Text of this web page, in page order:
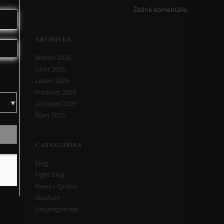
Žádné komentáře.
Archives
Březen 2026
Únor 2026
Leden 2026
Prosinec 2025
Listopad 2025
Říjen 2025
Categories
blog
Fight blog
News / Zprávy
Studium
Uncategorized